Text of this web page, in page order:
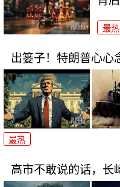
最热
出篓子！特朗普心心
最热
高市不敢说的话，长